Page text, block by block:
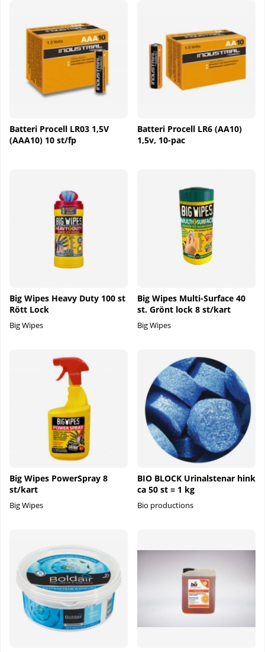
Batteri Procell LR03 1,5V
(AAA10) 10 st/fp
Batteri Procell LR6 (AA10)
1,5v, 10-pac
Big Wipes Heavy Duty 100 st
Rött Lock
Big Wipes
Big Wipes Multi-Surface 40
st. Grönt lock 8 st/kart
Big Wipes
Big Wipes PowerSpray 8
st/kart
Big Wipes
BIO BLOCK Urinalstenar hink
ca 50 st = 1 kg
Bio productions